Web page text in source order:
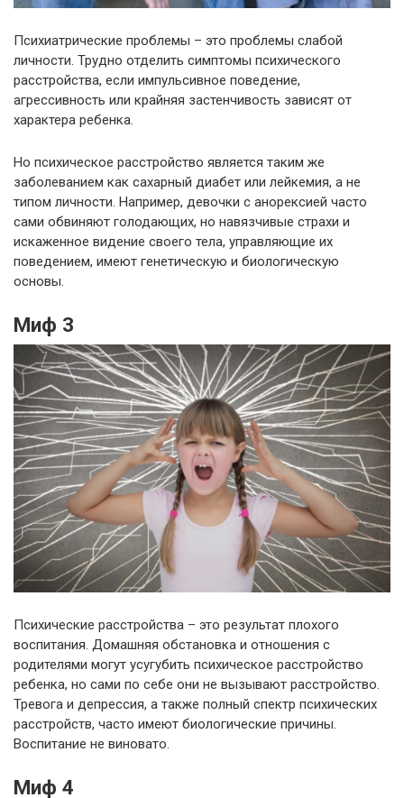
Психиатрические проблемы – это проблемы слабой
личности. Трудно отделить симптомы психического
расстройства, если импульсивное поведение,
агрессивность или крайняя застенчивость зависят от
характера ребенка.
Но психическое расстройство является таким же
заболеванием как сахарный диабет или лейкемия, а не
типом личности. Например, девочки с анорексией часто
сами обвиняют голодающих, но навязчивые страхи и
искаженное видение своего тела, управляющие их
поведением, имеют генетическую и биологическую
основы.
Миф 3
Психические расстройства – это результат плохого
воспитания. Домашняя обстановка и отношения с
родителями могут усугубить психическое расстройство
ребенка, но сами по себе они не вызывают расстройство.
Тревога и депрессия, а также полный спектр психических
расстройств, часто имеют биологические причины.
Воспитание не виновато.
Миф 4